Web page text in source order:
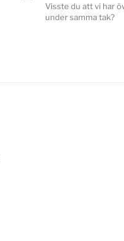
Visste du att vi har
under samma tak?